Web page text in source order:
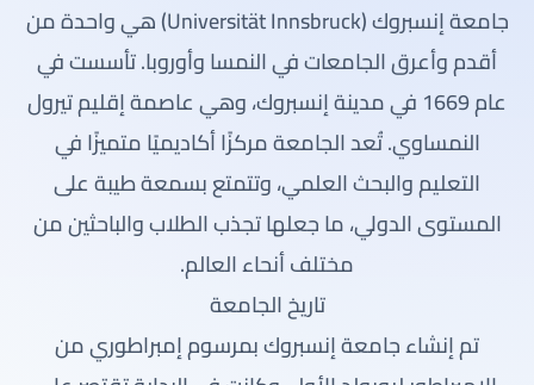
جامعة إنسبروك (Universität Innsbruck) هي واحدة من
أقدم وأعرق الجامعات في النمسا وأوروبا. تأسست في
عام 1669 في مدينة إنسبروك، وهي عاصمة إقليم تيرول
النمساوي. تُعد الجامعة مركزًا أكاديميًا متميزًا في
التعليم والبحث العلمي، وتتمتع بسمعة طيبة على
المستوى الدولي، ما جعلها تجذب الطلاب والباحثين من
مختلف أنحاء العالم.
تاريخ الجامعة
تم إنشاء جامعة إنسبروك بمرسوم إمبراطوري من